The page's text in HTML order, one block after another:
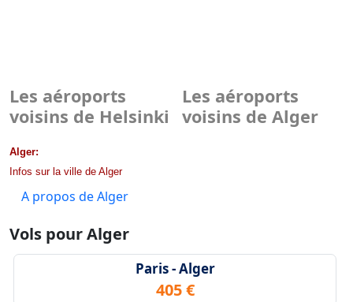
Les aéroports
voisins de Helsinki
Les aéroports
voisins de Alger
Alger:
Infos sur la ville de Alger
A propos de Alger
Vols pour Alger
Paris - Alger
405 €